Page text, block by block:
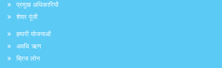
प्रमुख अधिकारियों
शेयर पूंजी
हमारी योजनाओं
अवधि ऋण
ब्रिज लोन